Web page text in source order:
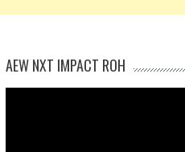
AEW NXT IMPACT ROH